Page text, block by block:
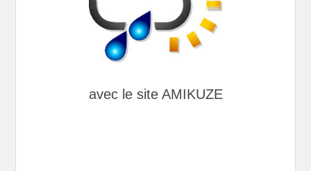
avec le site AMIKUZE